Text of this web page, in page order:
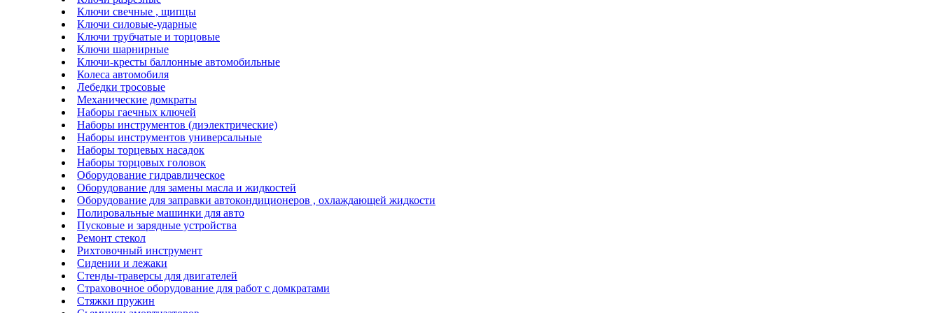
Ключи свечные , щипцы
Ключи силовые-ударные
Ключи трубчатые и торцовые
Ключи шарнирные
Ключи-кресты баллонные автомобильные
Колеса автомобиля
Лебедки тросовые
Механические домкраты
Наборы гаечных ключей
Наборы инструментов (диэлектрические)
Наборы инструментов универсальные
Наборы торцевых насадок
Наборы торцовых головок
Оборудование гидравлическое
Оборудование для замены масла и жидкостей
Оборудование для заправки автокондиционеров , охлаждающей жидкости
Полировальные машинки для авто
Пусковые и зарядные устройства
Ремонт стекол
Рихтовочный инструмент
Сидении и лежаки
Стенды-траверсы для двигателей
Страховочное оборудование для работ с домкратами
Стяжки пружин